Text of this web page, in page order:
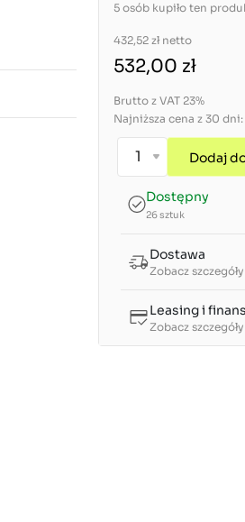
5 osób kupiło ten
432,52 zł netto
532,00 zł
Brutto z VAT 23%
Najniższa cena z 30 dni:
Dodaj
Dostępny
26 sztuk
Dostawa
Zobacz szczegóły
Zobacz szczegóły